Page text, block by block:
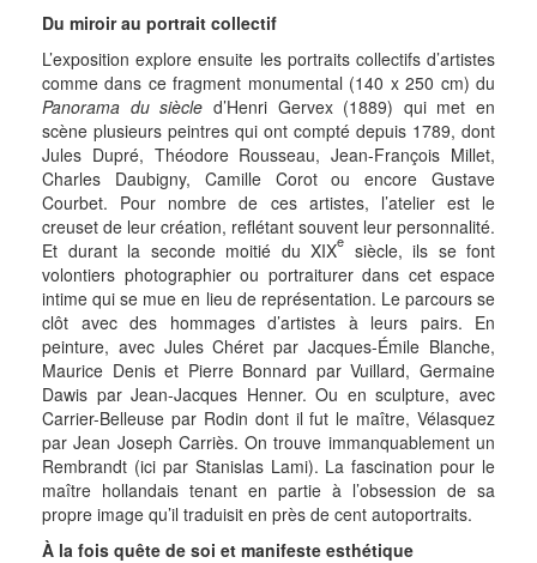
Du miroir au portrait collectif
L’exposition explore ensuite les portraits collectifs d’artistes
comme dans ce fragment monumental (140 x 250 cm) du
Panorama du siècle d’Henri Gervex (1889) qui met en
scène plusieurs peintres qui ont compté depuis 1789, dont
Jules Dupré, Théodore Rousseau, Jean-François Millet,
Charles Daubigny, Camille Corot ou encore Gustave
Courbet. Pour nombre de ces artistes, l’atelier est le
creuset de leur création, reflétant souvent leur personnalité.
Et durant la seconde moitié du XIXe siècle, ils se font
volontiers photographier ou portraiturer dans cet espace
intime qui se mue en lieu de représentation. Le parcours se
clôt avec des hommages d’artistes à leurs pairs. En
peinture, avec Jules Chéret par Jacques-Émile Blanche,
Maurice Denis et Pierre Bonnard par Vuillard, Germaine
Dawis par Jean-Jacques Henner. Ou en sculpture, avec
Carrier-Belleuse par Rodin dont il fut le maître, Vélasquez
par Jean Joseph Carriès. On trouve immanquablement un
Rembrandt (ici par Stanislas Lami). La fascination pour le
maître hollandais tenant en partie à l’obsession de sa
propre image qu’il traduisit en près de cent autoportraits.
À la fois quête de soi et manifeste esthétique